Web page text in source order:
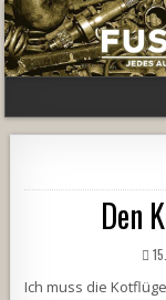
Den
Ich muss die